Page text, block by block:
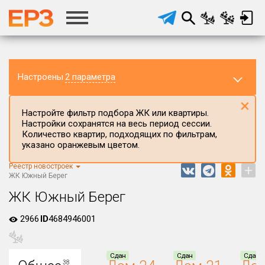
Настроены 2 параметра
Регион ЖК
Все
Настройте фильтр подбора ЖК или квартиры.
Настройки сохранятся на весь период сессии.
Количество квартир, подходящих по фильтрам,
указано оранжевым цветом.
×
Реестр новостроек
ЖК Южный Берег
+
ЖК Южный Берег
2966 ID4684946001
38
Сдан Сдан Сдан